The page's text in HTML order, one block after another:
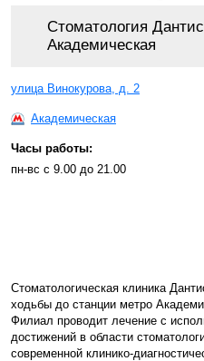
Стоматология
Академическая
улица Винокурова, д. 2
Академическая
Часы работы:
пн-вс с 9.00 до 21.00
Стоматологическая клиника
ходьбы до станции метро
Филиал проводит лечение с
достижений в области
современной клинико-